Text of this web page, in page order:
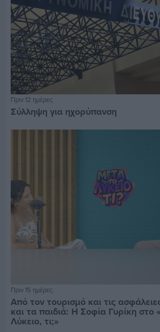
Πριν 12 ημέρες
Σύλληψη για ηχορύπανση
Πριν 15 ημέρες
Από τον τουρισμό και τις
και τα παιδιά: Η Σοφία Γυρίκη στο
Λύκειο, τι;»